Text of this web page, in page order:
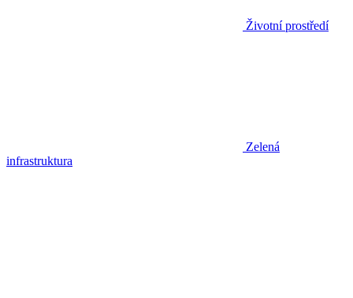
Životní prostředí
Zelená
infrastruktura